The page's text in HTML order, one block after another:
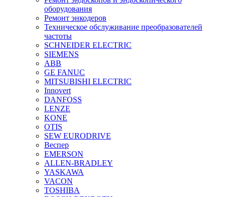
оборудования
Ремонт энкодеров
Техническое обслуживание преобразователей
частоты
SCHNEIDER ELECTRIC
SIEMENS
ABB
GE FANUC
MITSUBISHI ELECTRIC
Innovert
DANFOSS
LENZE
KONE
OTIS
SEW EURODRIVE
Веспер
EMERSON
ALLEN-BRADLEY
YASKAWA
VACON
TOSHIBA